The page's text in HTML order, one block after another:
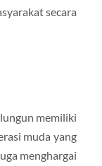
secara
memiliki
muda yang
menghargai